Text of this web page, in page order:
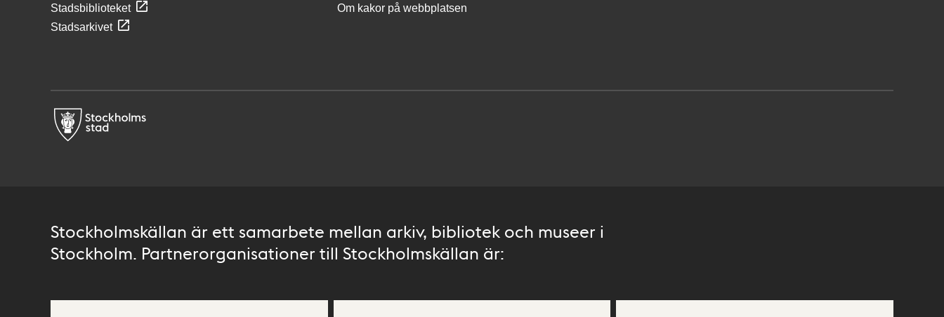
Stadsbiblioteket
Stadsarkivet
Om kakor på webbplatsen
Stockholmskällan är ett samarbete mellan arkiv, bibliotek och museer i
Stockholm. Partnerorganisationer till Stockholmskällan är: